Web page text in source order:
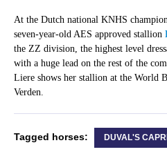
At the Dutch national KNHS
seven-year-old AES approved stallion
the ZZ division, the highest level
with a huge lead on the rest of the
Liere shows her stallion at the World
Verden.
Tagged horses: DUVAL'S